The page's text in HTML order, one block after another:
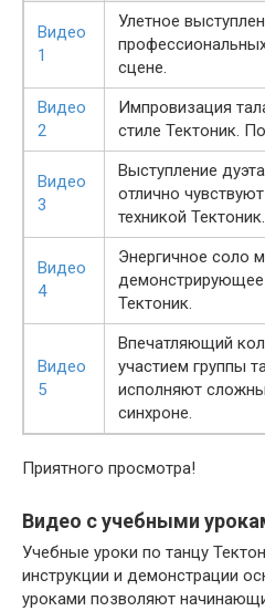
Видео
1
Улетное
сцене.
Видео
2
Импровизация
стиле Тектоник.
Видео
3
Выступление
отлично
техникой Тектоник.
Видео
4
Энергичное соло
демонстрирующее
Тектоник.
Видео
5
Впечатляющий
участием группы
исполняют
синхроне.
Приятного просмотра!
Видео с учебными
Учебные уроки по танцу
инструкции и демонстрации
уроками позволяют